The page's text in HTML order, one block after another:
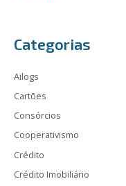
Categorias
Ailogs
Cartões
Consórcios
Cooperativismo
Crédito
Crédito Imobiliário